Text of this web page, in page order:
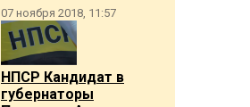
07 ноября 2018, 11:57
НПСР Кандидат в
губернаторы